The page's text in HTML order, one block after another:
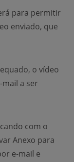
para permitir
enviado, que
o vídeo
a ser
com o
Anexo para
e-mail e